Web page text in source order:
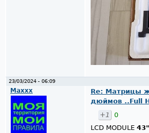
23/03/2024 - 06:09
Maxxx
Re: Матрицы
дюймов ..Full
+1
0
LCD MODULE